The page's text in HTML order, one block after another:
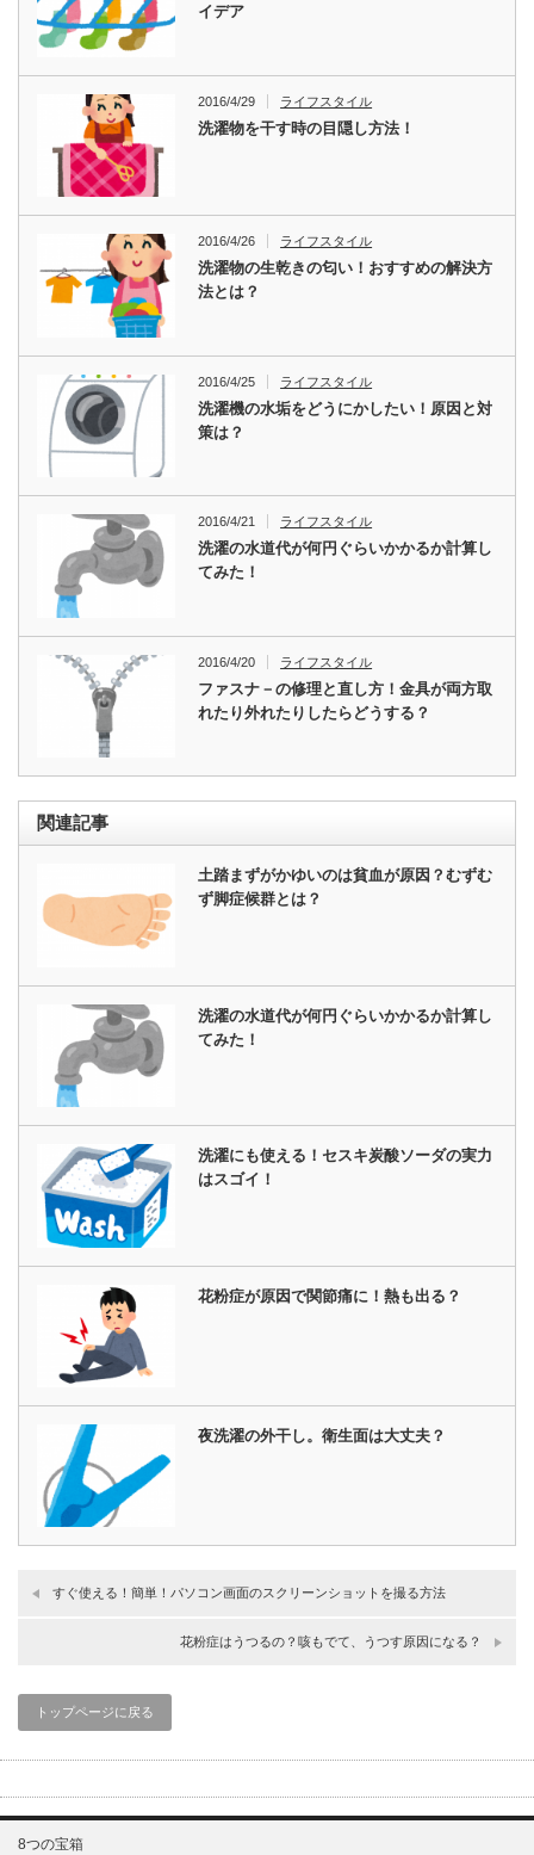
イデア
2016/4/29 ライフスタイル
洗濯物を干す時の目隠し方法！
2016/4/26 ライフスタイル
洗濯物の生乾きの匂い！おすすめの解決方
法とは？
2016/4/25 ライフスタイル
洗濯機の水垢をどうにかしたい！原因と対
策は？
2016/4/21 ライフスタイル
洗濯の水道代が何円ぐらいかかるか計算し
てみた！
2016/4/20 ライフスタイル
ファスナ－の修理と直し方！金具が両方取
れたり外れたりしたらどうする？
関連記事
土踏まずがかゆいのは貧血が原因？むずむ
ず脚症候群とは？
洗濯の水道代が何円ぐらいかかるか計算し
てみた！
洗濯にも使える！セスキ炭酸ソーダの実力
はスゴイ！
花粉症が原因で関節痛に！熱も出る？
夜洗濯の外干し。衛生面は大丈夫？
すぐ使える！簡単！パソコン画面のスクリーンショットを撮る方法
花粉症はうつるの？咳もでて、うつす原因になる？
トップページに戻る
8つの宝箱